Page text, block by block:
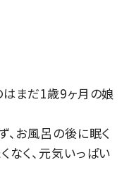
まだ1歳9ヶ月の娘
、お風呂の後に眠く
なく、元気いっぱい